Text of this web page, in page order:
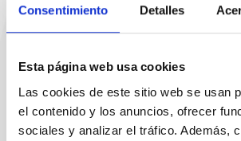
Consentimiento Detalles
Esta página web usa cookies
Las cookies de este sitio web se usan
el contenido y los anuncios, ofrecer
sociales y analizar el tráfico. Además,
sac@porttarragona.cat
Información SAC
Acceso a SAC